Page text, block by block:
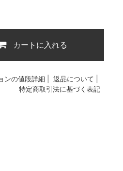
カートに入れる
ンの値段詳細 |返品について
特定商取引法に基づく表記